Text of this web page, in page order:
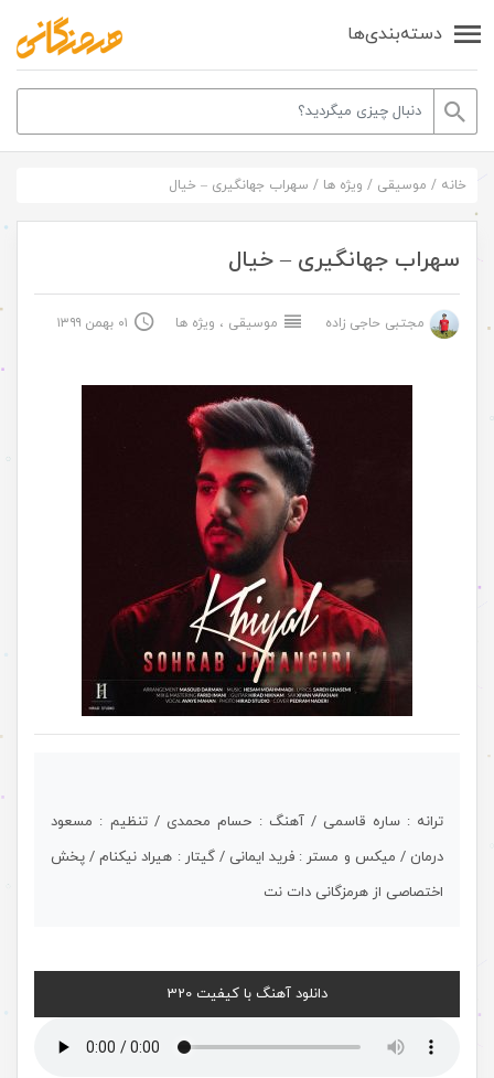
دسته‌بندی‌ها
خانه / موسیقی / ویژه ها / سهراب جهانگیری – خیال
سهراب جهانگیری – خیال
مجتبی حاجی زاده موسیقی ، ویژه ها ۰۱ بهمن ۱۳۹۹
ترانه : ساره قاسمی / آهنگ : حسام محمدی / تنظیم : مسعود
درمان / میکس و مستر : فرید ایمانی / گیتار : هیراد نیکنام / پخش
اختصاصی از هرمزگانی دات نت
دانلود آهنگ با کیفیت 320